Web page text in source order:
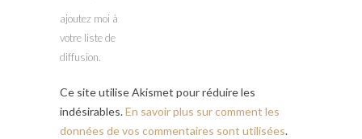
ajoutez moi à
votre liste de
diffusion.
Ce site utilise Akismet pour réduire les
indésirables.En savoir plus sur comment les
données de vos commentaires sont utilisées.